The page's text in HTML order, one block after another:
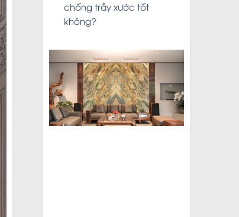
chống trầy xước tốt
không?